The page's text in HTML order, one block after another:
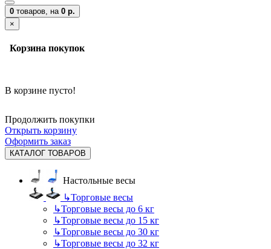
0 товаров, на 0 р.
×
Корзина покупок
В корзине пусто!
Продолжить покупки
Открыть корзину
Оформить заказ
КАТАЛОГ ТОВАРОВ
Настольные весы
↳Торговые весы
↳Торговые весы до 6 кг
↳Торговые весы до 15 кг
↳Торговые весы до 30 кг
↳Торговые весы до 32 кг